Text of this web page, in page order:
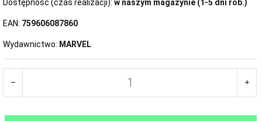
Dostępność (czas realizacji): w naszym magazynie (1-5 dni rob.)
EAN: 759606087860
Wydawnictwo: MARVEL